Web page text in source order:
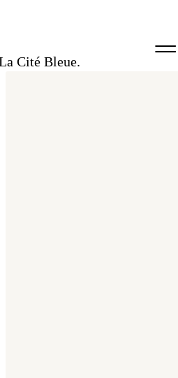
Cité Bleue.